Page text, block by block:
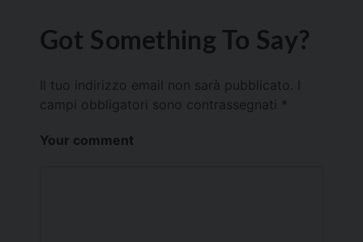
Got Something To Say?
Il tuo indirizzo email non sarà pubblicato.
campi obbligatori sono contrassegnati *
Your comment